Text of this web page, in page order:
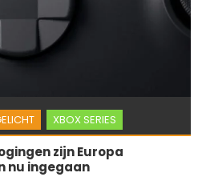
XBOX SERIES
zijn Europa
nu ingegaan